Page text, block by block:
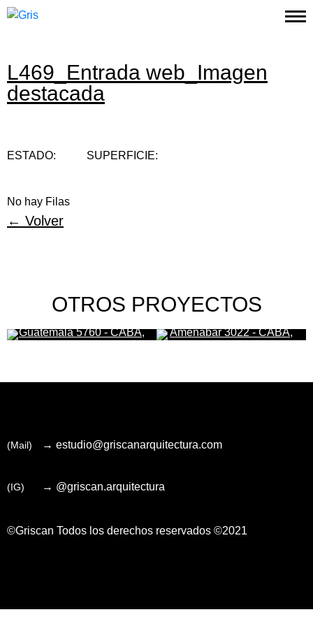
Proyectos
Estudio
L469_Entrada web_Imagen
destacada
ESTADO: SUPERFICIE:
No hay Filas
← Volver
OTROS PROYECTOS
Guatemala 5760 - CABA,
Amenabar 3022 - CABA,
(Mail) → estudio@griscanarquitectura.com
(IG) → @griscan.arquitectura
©Griscan Todos los derechos reservados ©2021